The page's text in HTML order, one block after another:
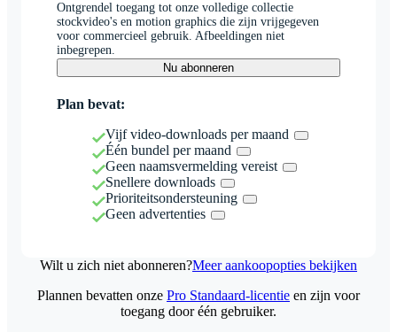
Ontgrendel toegang tot onze volledige collectie
stockvideo's en motion graphics die zijn vrijgegeven
voor commercieel gebruik. Afbeeldingen niet
inbegrepen.
Nu abonneren
Plan bevat:
Vijf video-downloads per maand
Één bundel per maand
Geen naamsvermelding vereist
Snellere downloads
Prioriteitsondersteuning
Geen advertenties
Wilt u zich niet abonneren?Meer aankoopopties bekijken
Plannen bevatten onze Pro Standaard-licentie en zijn voor
toegang door één gebruiker.